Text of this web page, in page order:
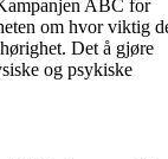
ABC for
om hvor viktig
Det å gjøre
og psykiske